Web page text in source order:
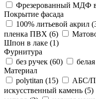
Фрезерованный МДФ
Покрытие фасада
100% литьевой акрил (
пленка ПВХ (6)
Шпон в лаке (1)
Фурнитура
без ручек (60)
Материал
polytitan (15) АБС/
искусственный камень (5)